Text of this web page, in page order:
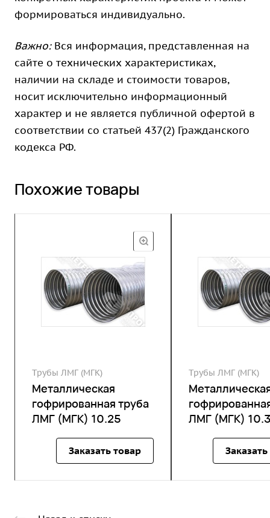
формироваться индивидуально.
Важно:Вся информация, представленная на
сайте о технических характеристиках,
наличии на складе и стоимости товаров,
носит исключительно информационный
характер и не является публичной офертой в
соответствии со статьей 437(2) Гражданского
кодекса РФ.
Похожие товары
Трубы ЛМГ (МГК)
Металлическая
гофрированная труба
ЛМГ (МГК) 10.25
Заказать товар
Трубы ЛМГ (МГК)
ЛМГ (МГК)